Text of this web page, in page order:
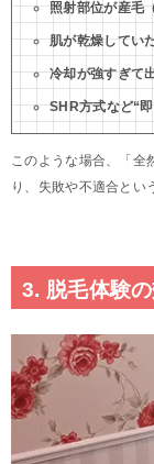
照射部位が産毛
肌が乾燥してい
冷却が強すぎて
SHR方式など“
このような場合、「
り、失敗や不適合とい
3. 脱毛体験